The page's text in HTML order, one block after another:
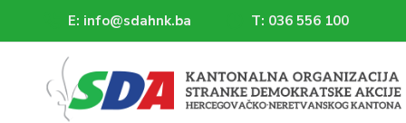
E: info@sdahnk.ba T: 036 556 100